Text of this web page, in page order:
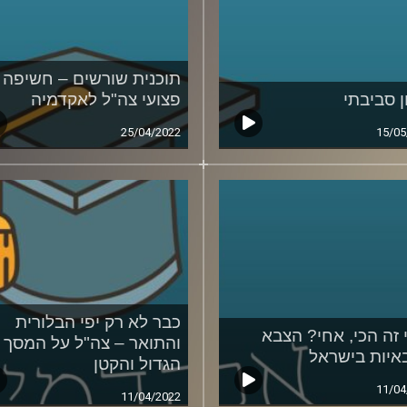
סביבתי
15/
תוכנית שורשים –
פצועי צה"ל לאקדמיה
25/04/2022
זה הכי, אחי? הצבא
בישראל
11/
כבר לא רק יפי הבלורית
והתואר – צה"ל על המסך
הגדול והקטן
11/04/2022